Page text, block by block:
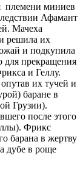
племени миниев
Афамант
Мачеха
решила их
и подкупила
для прекращения
и Геллу.
их тучей и
баране в
Грузии).
после этого
Фрикс
барана в жертву
дубе в роще